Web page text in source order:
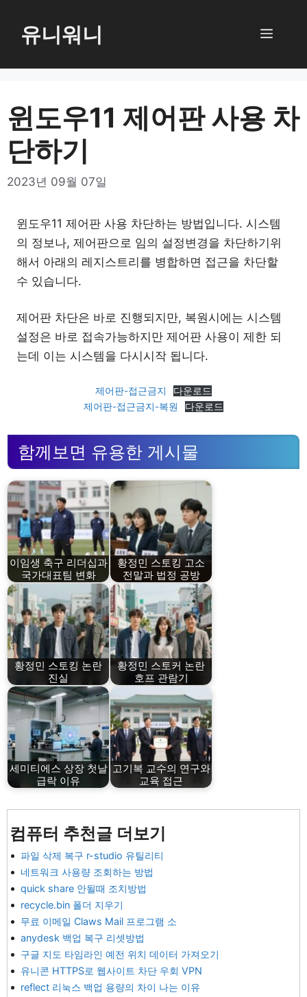
로
뛰
기
유니워니 메
윈도우11 제어판 사용 차
단하기
2023년 09월 07일
윈도우11 제어판 사용 차단하는 방법입니다. 시스템
의 정보나, 제어판으로 임의 설정변경을 차단하기위
해서 아래의 레지스트리를 병합하면 접근을 차단할
수 있습니다.
제어판 차단은 바로 진행되지만, 복원시에는 시스템
설정은 바로 접속가능하지만 제어판 사용이 제한 되
는데 이는 시스템을 다시시작 됩니다.
제어판-접근금지
다운로드
제어판-접근금지-복원
다운로드
함께보면 유용한 게시물
이임생 축구 리더십과
국가대표팀 변화
황정민 스토킹 고소
전말과 법정 공방
황정민 스토킹 논란
진실
황정민 스토커 논란
호프 관람기
세미티에스 상장 첫날
급락 이유
고기복 교수의 연구와
교육 접근
컴퓨터 추천글 더보기
파일 삭제 복구 r-studio 유틸리티
네트워크 사용량 조회하는 방법
quick share 안될때 조치방법
recycle.bin 폴더 지우기
무료 이메일 Claws Mail 프로그램 소
anydesk 백업 복구 리셋방법
구글 지도 타임라인 예전 위치 데이터 가져오기
유니콘 HTTPS로 웹사이트 차단 우회 VPN
reflect 리눅스 백업 용량의 차이 나는 이유